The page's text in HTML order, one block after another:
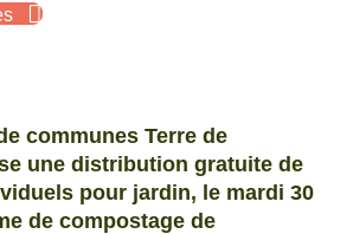
communes Terre de
une distribution gratuite de
pour jardin, le mardi 30
de compostage de